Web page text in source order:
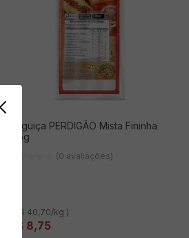
Linguiça PERDIGÃO Mista Fininha
215g
(0 avaliações)
( R$ 40,70/kg )
R$ 8,75